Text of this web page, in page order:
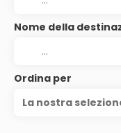
Nome della
Ordina per
La nostra